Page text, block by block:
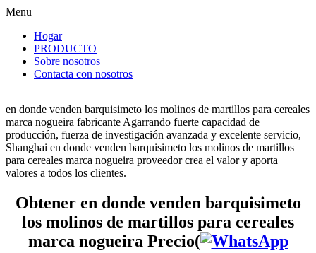
Menu
Hogar
PRODUCTO
Sobre nosotros
Contacta con nosotros
en donde venden barquisimeto los molinos de martillos para cereales
marca nogueira fabricante Agarrando fuerte capacidad de
producción, fuerza de investigación avanzada y excelente servicio,
Shanghai en donde venden barquisimeto los molinos de martillos
para cereales marca nogueira proveedor crea el valor y aporta
valores a todos los clientes.
Obtener en donde venden barquisimeto
los molinos de martillos para cereales
marca nogueira Precio(